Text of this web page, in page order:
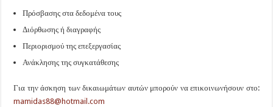
Πρόσβασης στα δεδομένα τους
Διόρθωσης ή διαγραφής
Περιορισμού της επεξεργασίας
Ανάκλησης της συγκατάθεσης
Για την άσκηση των δικαιωμάτων αυτών μπορούν να επικοινωνήσουν στο:
mamidas88@hotmail.com